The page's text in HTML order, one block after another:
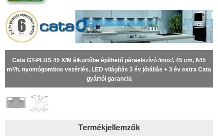
Cata GT-PLUS 45 X/M álkürtőbe építhető páraelszívó /inox/, 45 cm, 645
m³/h, nyomógombos vezérlés, LED világítás 3 év jótállás + 3 év extra Cata
gyártói garancia
Termékjellemzők